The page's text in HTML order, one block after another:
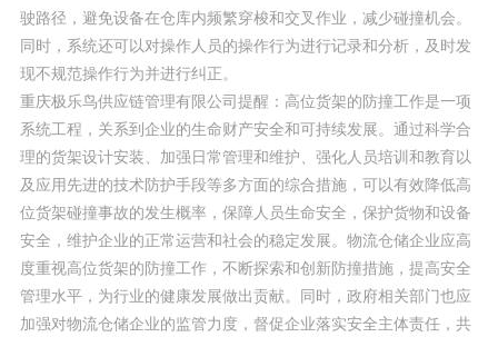
驶路径，避免设备在仓库内频繁穿梭和交叉作业，减少碰撞机会。
同时，系统还可以对操作人员的操作行为进行记录和分析，及时发
现不规范操作行为并进行纠正。
重庆极乐鸟供应链管理有限公司提醒：高位货架的防撞工作是一项
系统工程，关系到企业的生命财产安全和可持续发展。通过科学合
理的货架设计安装、加强日常管理和维护、强化人员培训和教育以
及应用先进的技术防护手段等多方面的综合措施，可以有效降低高
位货架碰撞事故的发生概率，保障人员生命安全，保护货物和设备
安全，维护企业的正常运营和社会的稳定发展。物流仓储企业应高
度重视高位货架的防撞工作，不断探索和创新防撞措施，提高安全
管理水平，为行业的健康发展做出贡献。同时，政府相关部门也应
加强对物流仓储企业的监管力度，督促企业落实安全主体责任，共